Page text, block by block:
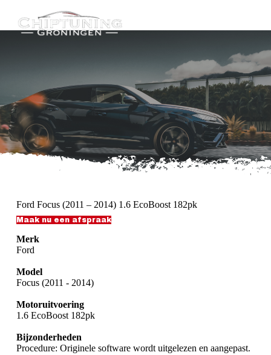
n
i
n
h
u
d
Ford Focus (2011 – 2014) 1.6 EcoBoost 182pk
Maak nu een afspraak
Merk
Ford
Model
Focus (2011 - 2014)
Motoruitvoering
1.6 EcoBoost 182pk
Bijzonderheden
Procedure: Originele software wordt uitgelezen en aangepast.